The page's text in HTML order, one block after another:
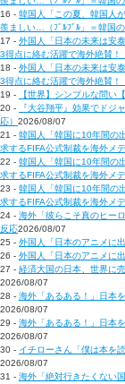
16 - 韓国人「この夏、韓国人
羨ましい…（ﾌﾞﾙﾌﾞﾙ」＝韓国
17 - 外国人「日本の未来は安
3得点に絡む活躍で海外絶賛！
18 - 外国人「日本の未来は安
3得点に絡む活躍で海外絶賛！
19 -
【世界】シンプルな問い
20 -
『大谷翔平』効果でドジ
応） 2026/08/07
21 - 韓国人「韓国に10年間の
求するFIFA公式制裁を海外メ
22 - 韓国人「韓国に10年間の
求するFIFA公式制裁を海外メ
23 - 韓国人「韓国に10年間の
求するFIFA公式制裁を海外メ
24 - 海外「彼らこそ真のヒー
反応2026/08/07
25 - 外国人「日本のアニメに
26 - 外国人「日本のアニメに
27 - 経済大国の日本、世界に
2026/08/07
28 - 海外「あるある！」日本
2026/08/07
29 - 海外「あるある！」日本
2026/08/07
30 - イチローさん「僕は本を
2026/08/07
31 - 海外「絶対行きたくない